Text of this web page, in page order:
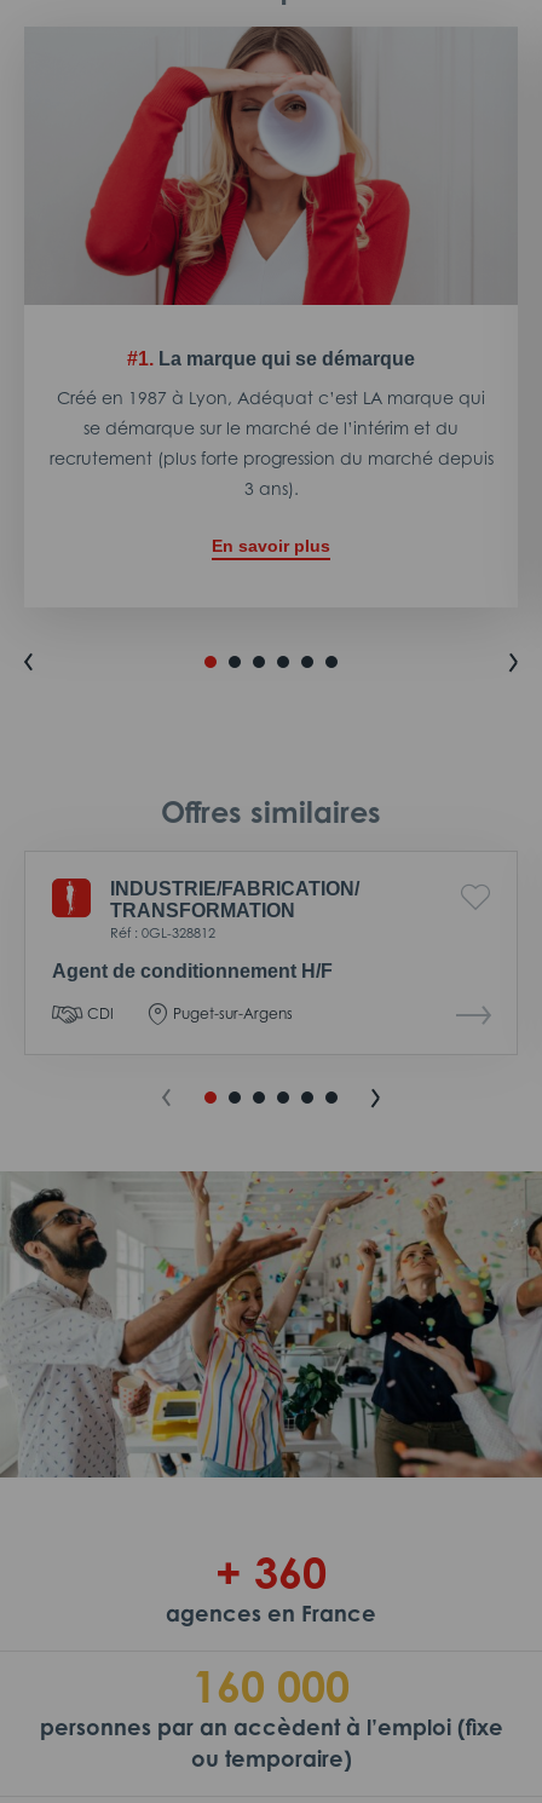
#1. La marque qui se démarque
Créé en 1987 à Lyon, Adéquat c’est LA marque qui
se démarque sur le marché de l’intérim et du
recrutement (plus forte progression du marché depuis
3 ans).
En savoir plus
Offres similaires
INDUSTRIE/FABRICATION/
TRANSFORMATION
Réf : 0GL-328812
Agent de conditionnement H/F
CDI Puget-sur-Argens
+ 360
agences en France
160 000
personnes par an accèdent à l’emploi (fixe
ou temporaire)